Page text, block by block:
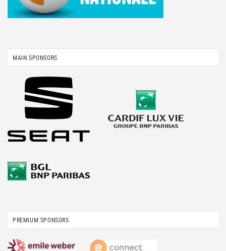
MAIN SPONSORS
PREMIUM SPONSORS